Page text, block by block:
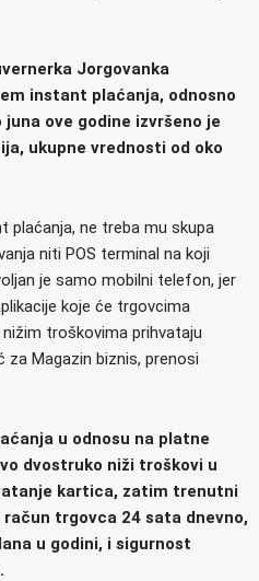
Jorgovanka
instant plaćanja, odnosno
juna ove godine izvršeno je
ukupne vrednosti od oko
plaćanja, ne treba mu skupa
niti POS terminal na koji
je samo mobilni telefon, jer
koje će trgovcima
troškovima prihvataju
za Magazin biznis, prenosi
u odnosu na platne
dvostruko niži troškovi u
kartica, zatim trenutni
trgovca 24 sata dnevno,
u godini, i sigurnost